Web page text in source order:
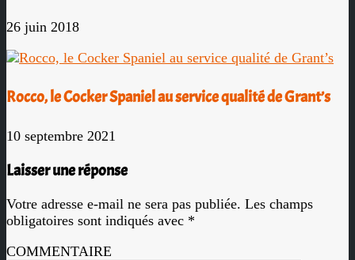
26 juin 2018
Rocco, le Cocker Spaniel au service qualité de Grant’s
10 septembre 2021
Laisser une réponse
Votre adresse e-mail ne sera pas publiée. Les champs
obligatoires sont indiqués avec *
COMMENTAIRE